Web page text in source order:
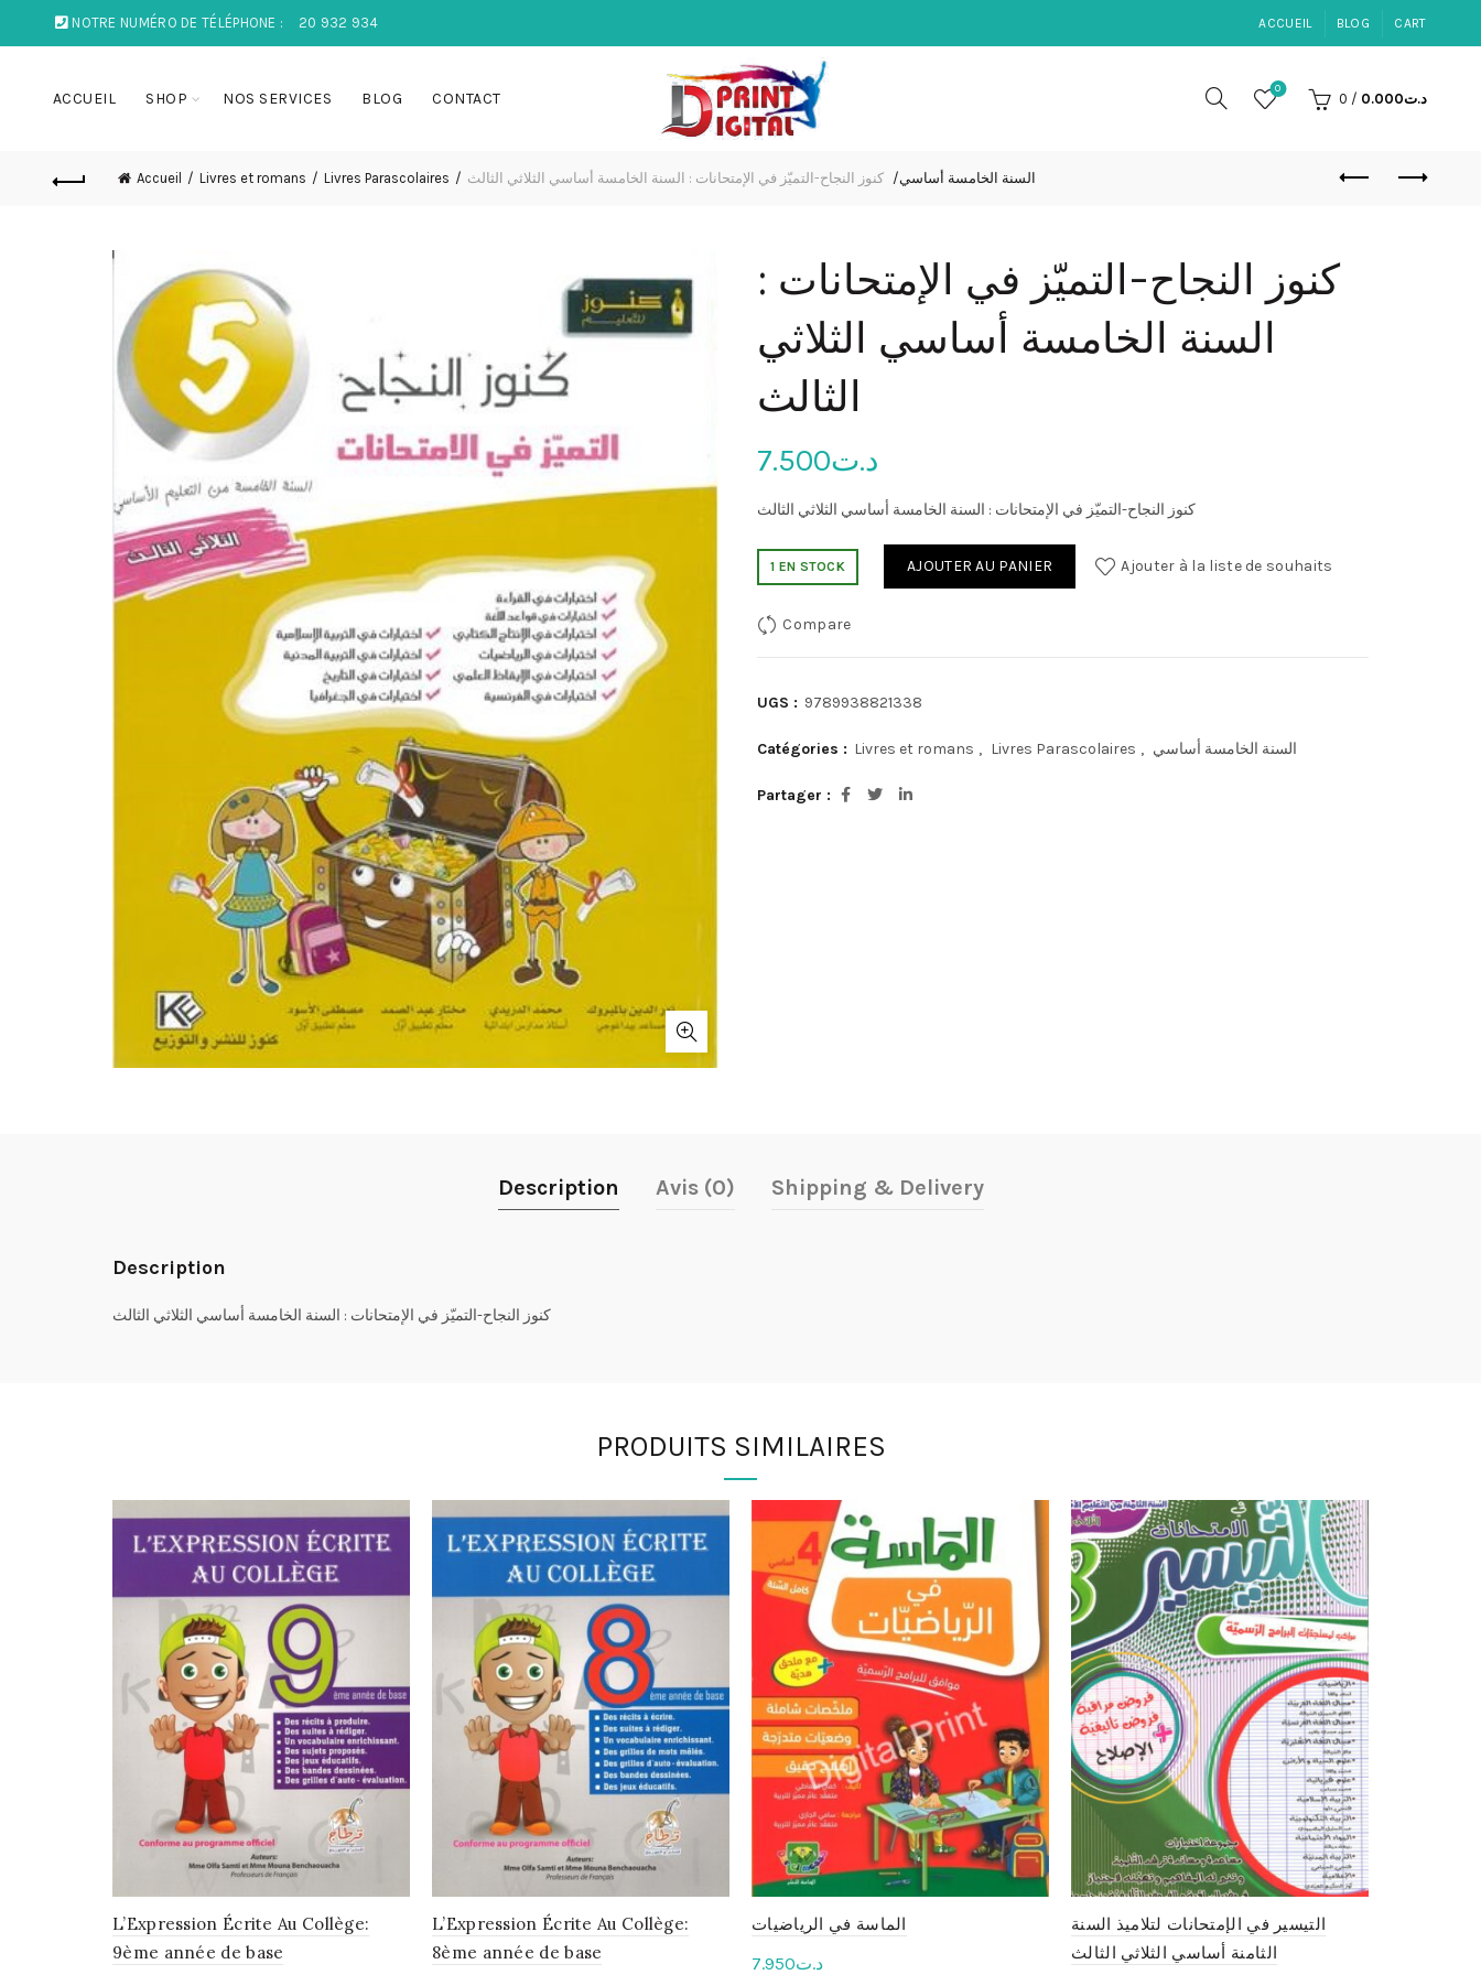
NOTRE NUMÉRO DE TÉLÉPHONE : 20 932 934 ACCUEIL BLOG CART
ACCUEIL SHOP NOS SERVICES BLOG CONTACT
0
0 / د.ت0.000
Accueil Livres et romans Livres Parascolaires السنة الخامسة أساسي كنوز النجاح-التميّز في الإمتحانات : السنة الخامسة أساسي الثلاثي الثالث
كنوز النجاح-التميّز في الإمتحانات :
السنة الخامسة أساسي الثلاثي
الثالث
د.ت7.500
كنوز النجاح-التميّز في الإمتحانات : السنة الخامسة أساسي الثلاثي الثالث
1 EN STOCK AJOUTER AU PANIER Ajouter à la liste de souhaits
Compare
UGS : 9789938821338
Catégories : Livres et romans , Livres Parascolaires , السنة الخامسة أساسي
Partager
Description Avis (0) Shipping & Delivery
Description
كنوز النجاح-التميّز في الإمتحانات : السنة الخامسة أساسي الثلاثي الثالث
PRODUITS SIMILAIRES
L’Expression Écrite Au Collège:
9ème année de base
L’Expression Écrite Au Collège:
8ème année de base
الماسة في الرياضيات
د.ت7.950
التيسير في الإمتحانات لتلاميذ السنة
الثامنة أساسي الثلاثي الثالث